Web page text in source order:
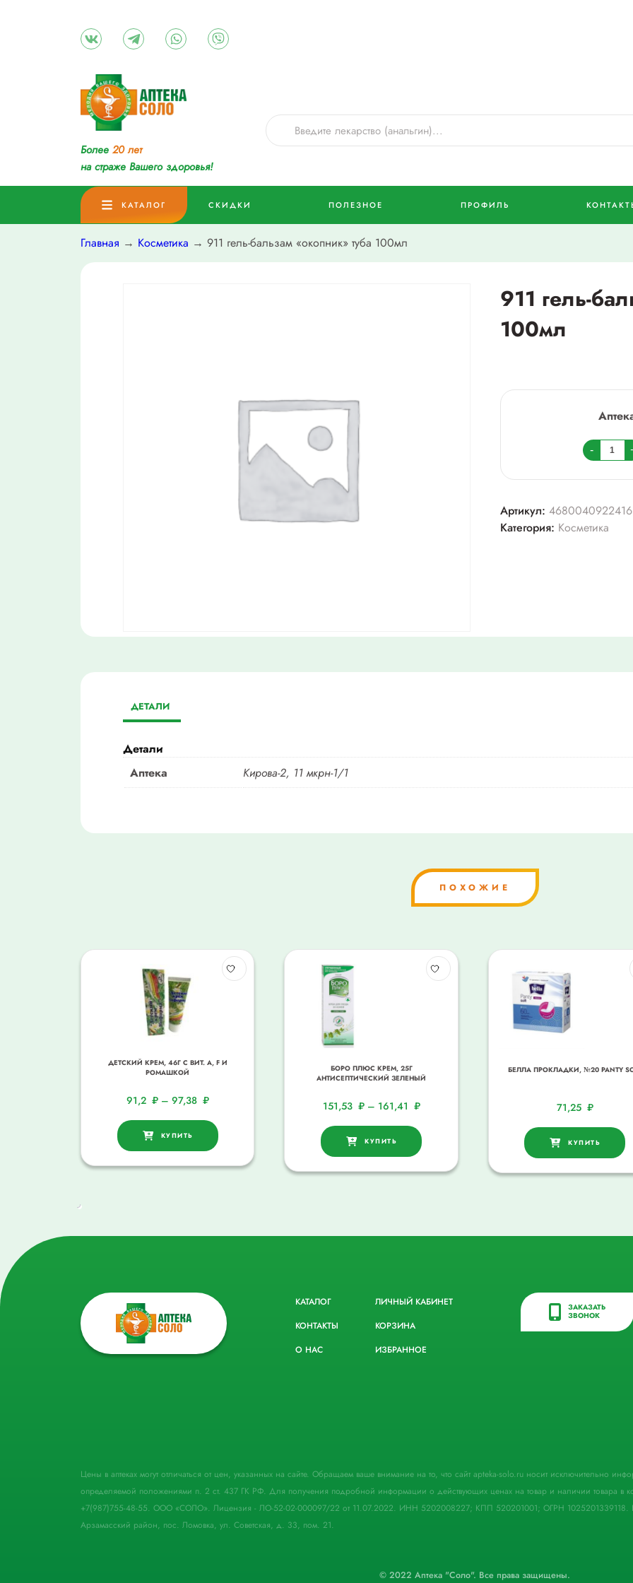
Более 20 лет
на страже Вашего здоровья!
КАТАЛОГ СКИДКИ ПОЛЕЗНОЕ ПРОФИЛЬ
Главная → Косметика → 911 гель-бальзам «окопник» туба 100мл
911 гель-
100мл
-
товара
911
Артикул: 4680040922416
Категория: Косметика
ДЕТАЛИ
Детали
Аптека
Кирова-2, 11 мкрн-1/1
ПОХОЖИЕ
ДЕТСКИЙ КРЕМ, 46Г С ВИТ. A, F И
РОМАШКОЙ
91,2 ₽ – 97,38 ₽
КУПИТЬ
БОРО ПЛЮС КРЕМ, 25Г
АНТИСЕПТИЧЕСКИЙ ЗЕЛЕНЫЙ
151,53 ₽ – 161,41 ₽
КУПИТЬ
БЕЛЛА ПРОКЛАДКИ, №20 PANTY
71,25 ₽
КУПИТЬ
КАТАЛОГ
КОНТАКТЫ
О НАС
ЛИЧНЫЙ КАБИНЕТ
КОРЗИНА
ИЗБРАННОЕ
ЗАКАЗАТЬ
ЗВОНОК
Цены в аптеках могут отличаться от цен, указанных на сайте. Обращаем ваше внимание на то, что сайт apteka-solo.ru носит исключительно
определяемой положениями п. 2 ст. 437 ГК РФ. Для получения подробной информации о действующих ценах на товар и наличии товара в
+7(987)755-48-55. ООО «СОЛО». Лицензия - ЛО-52-02-000097/22 от 11.07.2022. ИНН 5202008227; КПП 520201001; ОГРН 1025201339118.
Арзамасский район, пос. Ломовка, ул. Советская, д. 33, пом. 21.
© 2022 Аптека "Соло". Все права защищены.